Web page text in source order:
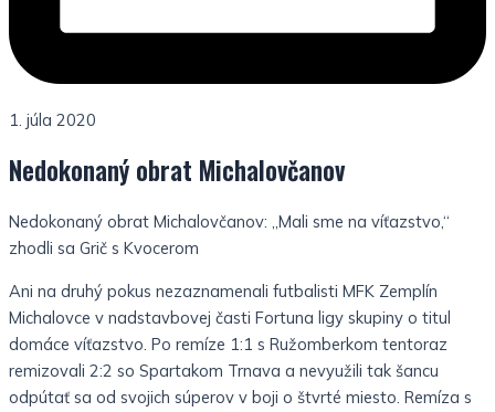
1. júla 2020
Nedokonaný obrat Michalovčanov
Nedokonaný obrat Michalovčanov: „Mali sme na víťazstvo,“
zhodli sa Grič s Kvocerom
Ani na druhý pokus nezaznamenali futbalisti MFK Zemplín
Michalovce v nadstavbovej časti Fortuna ligy skupiny o titul
domáce víťazstvo. Po remíze 1:1 s Ružomberkom tentoraz
remizovali 2:2 so Spartakom Trnava a nevyužili tak šancu
odpútať sa od svojich súperov v boji o štvrté miesto. Remíza s